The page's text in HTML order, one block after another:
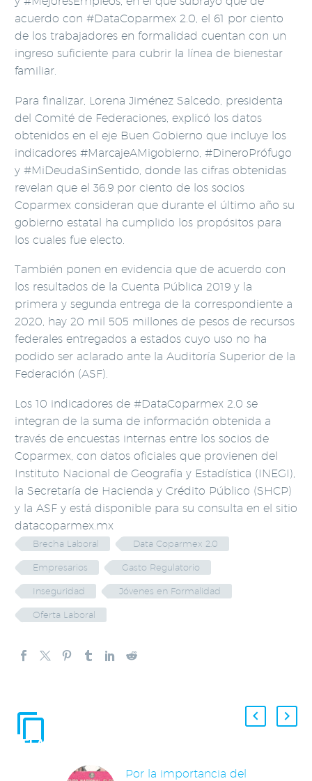
acuerdo con #DataCoparmex 2.0, el 61 por ciento
de los trabajadores en formalidad cuentan con un
ingreso suficiente para cubrir la línea de bienestar
familiar.
Para finalizar, Lorena Jiménez Salcedo, presidenta
del Comité de Federaciones, explicó los datos
obtenidos en el eje Buen Gobierno que incluye los
indicadores #MarcajeAMigobierno, #DineroPrófugo
y #MiDeudaSinSentido, donde las cifras obtenidas
revelan que el 36.9 por ciento de los socios
Coparmex consideran que durante el último año su
gobierno estatal ha cumplido los propósitos para
los cuales fue electo.
También ponen en evidencia que de acuerdo con
los resultados de la Cuenta Pública 2019 y la
primera y segunda entrega de la correspondiente a
2020, hay 20 mil 505 millones de pesos de recursos
federales entregados a estados cuyo uso no ha
podido ser aclarado ante la Auditoría Superior de la
Federación (ASF).
Los 10 indicadores de #DataCoparmex 2.0 se
integran de la suma de información obtenida a
través de encuestas internas entre los socios de
Coparmex, con datos oficiales que provienen del
Instituto Nacional de Geografía y Estadística (INEGI),
la Secretaría de Hacienda y Crédito Público (SHCP)
y la ASF y está disponible para su consulta en el sitio
datacoparmex.mx
Brecha Laboral Data Coparmex 2.0
Empresarios Gasto Regulatorio
Inseguridad Jóvenes en Formalidad
Oferta Laboral
RELACIONADAS
Por la importancia del